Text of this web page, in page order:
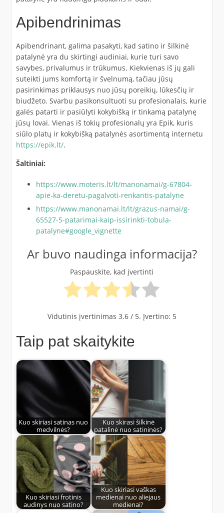
Apibendrinimas
Apibendrinant, galima pasakyti, kad satino ir šilkinė
patalynė yra du skirtingi audiniai, kurie turi savo
savybes, privalumus ir trūkumus. Kiekvienas iš jų gali
suteikti jums komfortą ir švelnumą, tačiau jūsų
pasirinkimas priklausys nuo jūsų poreikių, lūkesčių ir
biudžeto. Svarbu pasikonsultuoti su profesionalais, kurie
galės patarti ir pasiūlyti kokybišką ir tinkamą patalynę
jūsų lovai. Vienas iš tokių profesionalų yra Epik, kuris
siūlo platų ir kokybišką patalynės asortimentą internetu
https://epik.lt/.
Šaltiniai:
https://www.moteris.lt/lt/manonamai/g-67804-
apie-ka-deretu-pagalvoti-renkantis-patalyne
https://www.manonamai.lt/lt/grazus-namai/g-
65527-5-patarimai-kaip-issirinkti-tobula-
patalyne#google_vignette
Ar buvo naudinga informacija?
Paspauskite, kad įvertinti
Vidutinis įvertinimas 3.6/ 5. Įvertino: 5
Taip pat skaitykite
Kuo skiriasi satinas nuo
medvilnės?
Kuo skirasi šilkinė
patalinė nuo satininės?
Kuo skiriasi frotinis
audinys nuo satino?
Kuo skiriasi vaškas
medienai nuo aliejaus
medienai?